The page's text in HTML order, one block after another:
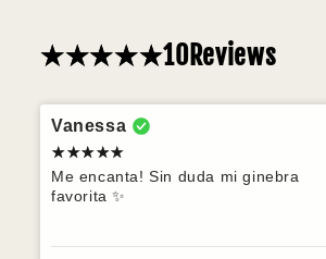
10Reviews
Vanessa
Me encanta! Sin duda mi ginebra
favorita ✨